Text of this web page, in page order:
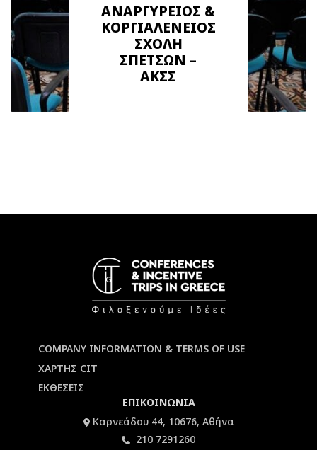
ΑΝΑΡΓΥΡΕΙΟΣ &
ΚΟΡΓΙΑΛΕΝΕΙΟΣ
ΣΧΟΛΗ
ΣΠΕΤΣΩΝ –
ΑΚΣΣ
COMPANY INFORMATION & TERMS OF USE
ΧΑΡΤΗΣ CIT
ΕΚΘΕΣΕΙΣ
ΕΠΙΚΟΙΝΩΝΙΑ
Καρνεάδου 44, 10676, Αθήνα
210 7291260